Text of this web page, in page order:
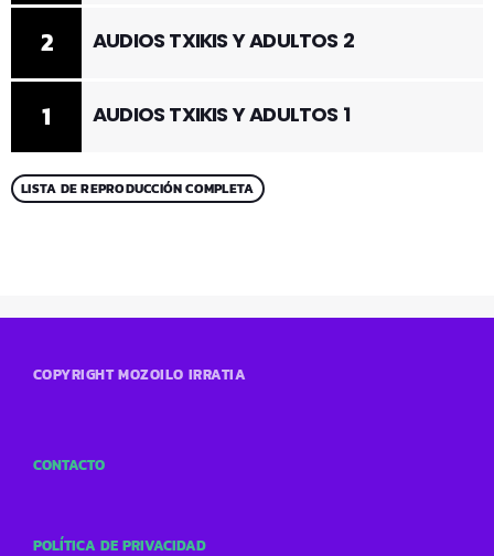
1 AUDIOS TXIKIS Y ADULTOS 1
2 AUDIOS TXIKIS Y ADULTOS 2
LISTA DE REPRODUCCIÓN COMPLETA
COPYRIGHT MOZOILO IRRATIA
CONTACTO
POLÍTICA DE PRIVACIDAD